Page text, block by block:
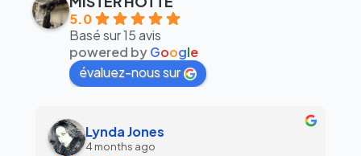
5.0
Basé sur 15 avis
powered byGoogle
évaluez-nous sur
alex siegfried
6 months ago